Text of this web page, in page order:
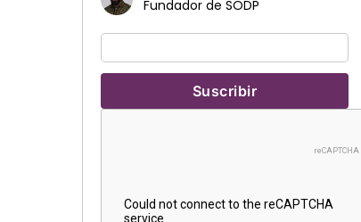
Fundador de SODP